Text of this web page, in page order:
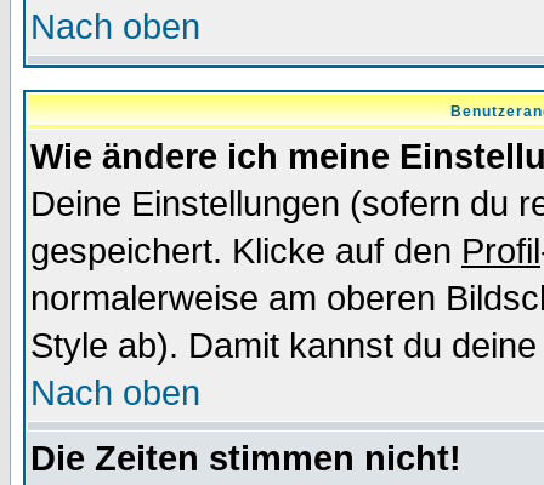
Nach oben
Wie ändere ich meine
Deine Einstellungen (sofern du
gespeichert. Klicke auf den Profil
normalerweise am oberen
Style ab). Damit kannst du
Nach oben
Die Zeiten stimmen nicht!